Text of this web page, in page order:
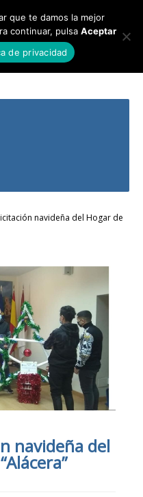
navideña del Hogar de
navideña del
que te damos la mejor
continuar, pulsa Aceptar
de privacidad